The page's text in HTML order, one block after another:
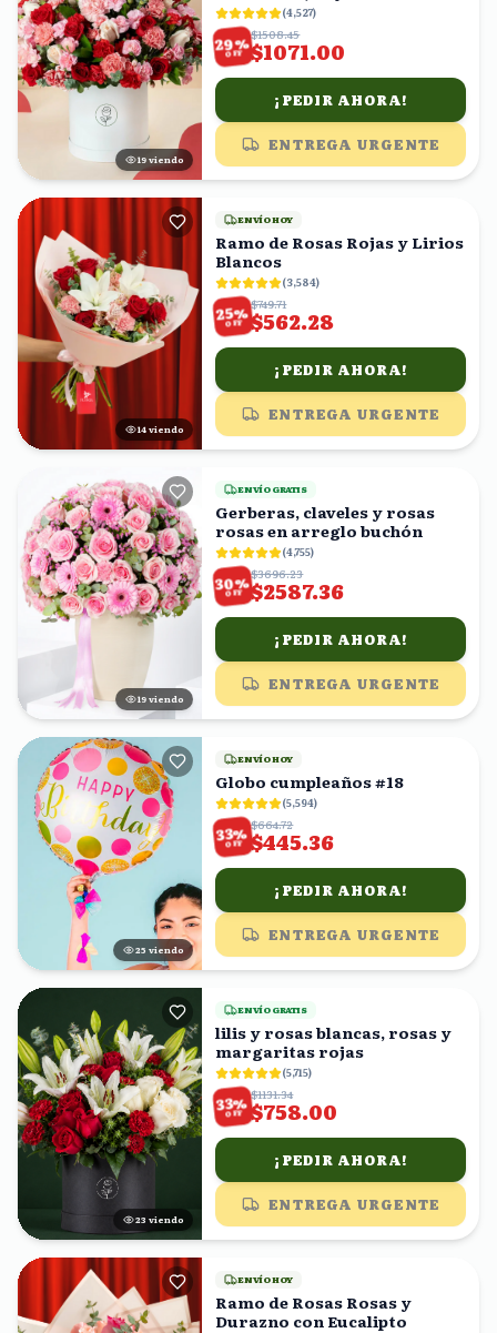
18 viendo
(4,527)
29%
OFF
$1508.45
$1071.00
¡PEDIR AHORA!
ENTREGA URGENTE
15 viendo
ENVÍO HOY
Ramo de Rosas Rojas y Lirios
Blancos
(3,584)
25%
OFF
$749.71
$562.28
¡PEDIR AHORA!
ENTREGA URGENTE
19 viendo
ENVÍO GRATIS
Gerberas, claveles y rosas
rosas en arreglo buchón
(4,755)
30%
OFF
$3696.23
$2587.36
¡PEDIR AHORA!
ENTREGA URGENTE
25 viendo
ENVÍO HOY
Globo cumpleaños #18
(5,594)
33%
OFF
$664.72
$445.36
¡PEDIR AHORA!
ENTREGA URGENTE
23 viendo
ENVÍO GRATIS
lilis y rosas blancas, rosas y
margaritas rojas
(5,715)
33%
OFF
$1131.34
$758.00
¡PEDIR AHORA!
ENTREGA URGENTE
ENVÍO HOY
Ramo de Rosas Rosas y
Durazno con Eucalipto